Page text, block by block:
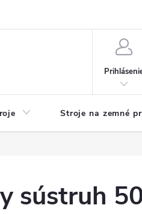
Stroje na zemné
sústruh